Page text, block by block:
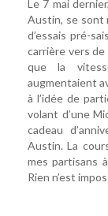
Le 7 mai
Austin, se sont
d’essais pré-
carrière vers
que la
augmentaient
à l’idée de
volant d’une
cadeau
Austin. La
mes partisans
Rien n’est